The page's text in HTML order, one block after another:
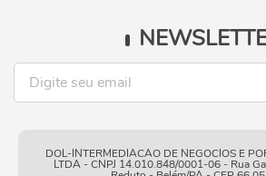
DOL-INTERMEDIACAO DE NEGOCIOS E
LTDA - CNPJ 14.010.848/0001-06 - Rua